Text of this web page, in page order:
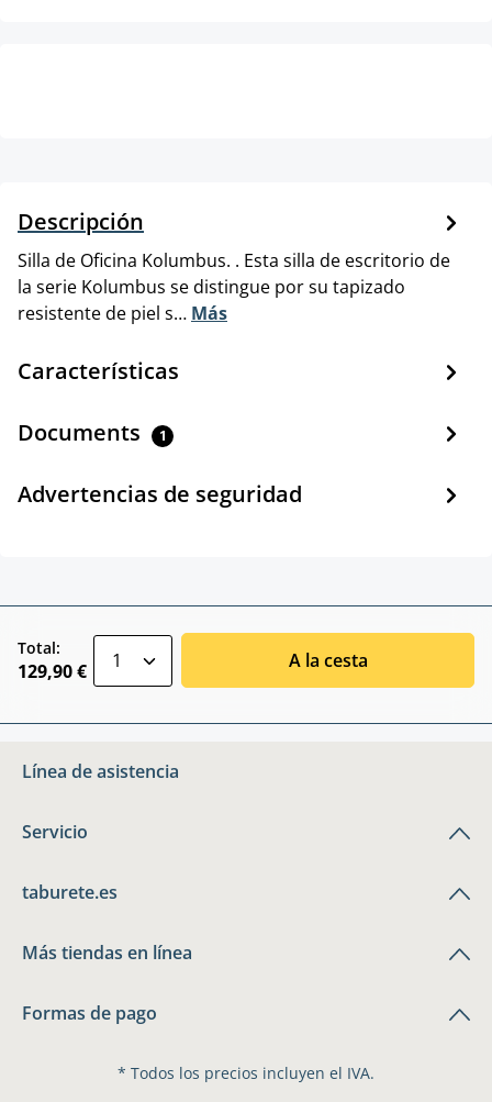
Descripción
Silla de Oficina Kolumbus. . Esta silla de escritorio de
la serie Kolumbus se distingue por su tapizado
resistente de piel s… Más
Características
Documents 1
Advertencias de seguridad
Total:
129,90 € A la cesta
Línea de asistencia
Servicio
taburete.es
Más tiendas en línea
Formas de pago
* Todos los precios incluyen el IVA.